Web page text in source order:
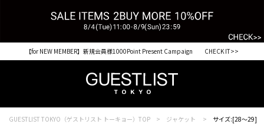
【for NEW MEMBER】新規会員様1000Point Present Campaign CHECK IT>>
GUESTLIST TOKYO（ゲストリスト トーキョー）TOP ジャケット サイズ:[28～29]